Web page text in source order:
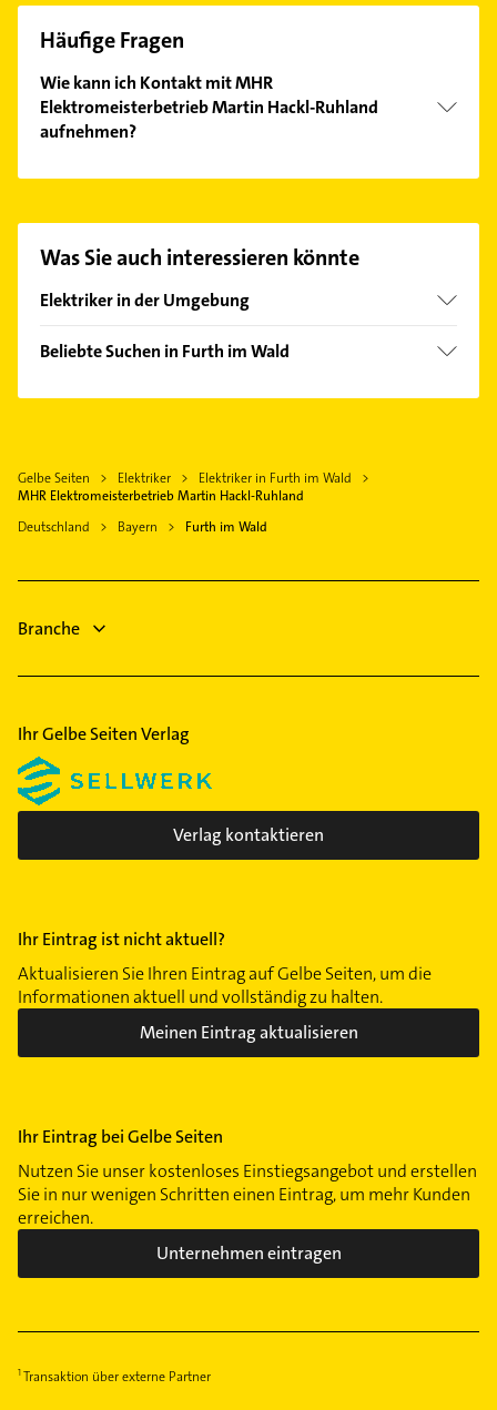
Häufige Fragen
Wie kann ich Kontakt mit MHR
Elektromeisterbetrieb Martin Hackl-Ruhland
aufnehmen?
unserem Kontaktdaten-Bereich auswählen. Hier
finden Sie alle
Kontaktdaten
Was Sie auch interessieren könnte
Elektriker in der Umgebung
Waldmünchen
Bad Kötzting
Roding
Viechtach
Beliebte Suchen in Furth im Wald
Heizung & Sanitär
Heizungsfirmen
Physiotherapie
Krankengymnastik
Gelbe Seiten Elektriker
Elektriker in Furth im Wald
MHR Elektromeisterbetrieb Martin Hackl-Ruhland
Deutschland
Bayern Furth im Wald
Branche
Ihr Gelbe Seiten Verlag
Verlag kontaktieren
Ihr Eintrag ist nicht aktuell?
Aktualisieren Sie Ihren Eintrag auf Gelbe Seiten, um die
Informationen aktuell und vollständig zu halten.
Meinen Eintrag aktualisieren
Ihr Eintrag bei Gelbe Seiten
Nutzen Sie unser kostenloses Einstiegsangebot und erstellen
Sie in nur wenigen Schritten einen Eintrag, um mehr Kunden
erreichen.
Unternehmen eintragen
Transaktion über externe Partner